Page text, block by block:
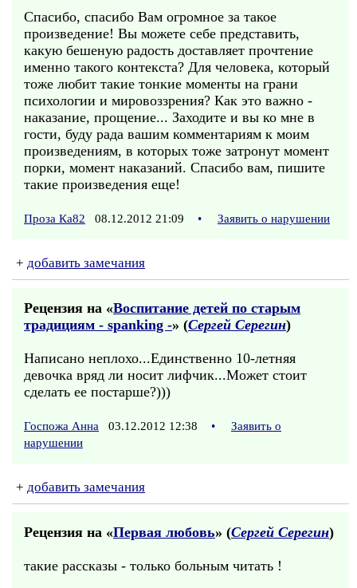
Спасибо, спасибо Вам огромное за такое
произведение! Вы можете себе представить,
какую бешеную радость доставляет прочтение
именно такого контекста? Для человека, который
тоже любит такие тонкие моменты на грани
психологии и мировоззрения? Как это важно -
наказание, прощение... Заходите и вы ко мне в
гости, буду рада вашим комментариям к моим
произведениям, в которых тоже затронут момент
порки, момент наказаний. Спасибо вам, пишите
такие произведения еще!
Проза Ка82 08.12.2012 21:09 • Заявить о нарушении
+ добавить замечания
Рецензия на «Воспитание детей по старым
традициям - spanking -» (Сергей Серегин)
Написано неплохо...Единственно 10-летняя
девочка вряд ли носит лифчик...Может стоит
сделать ее постарше?)))
Госпожа Анна 03.12.2012 12:38 •
Заявить о
нарушении
+ добавить замечания
Рецензия на «Первая любовь» (Сергей Серегин)
такие рассказы - только больным читать !